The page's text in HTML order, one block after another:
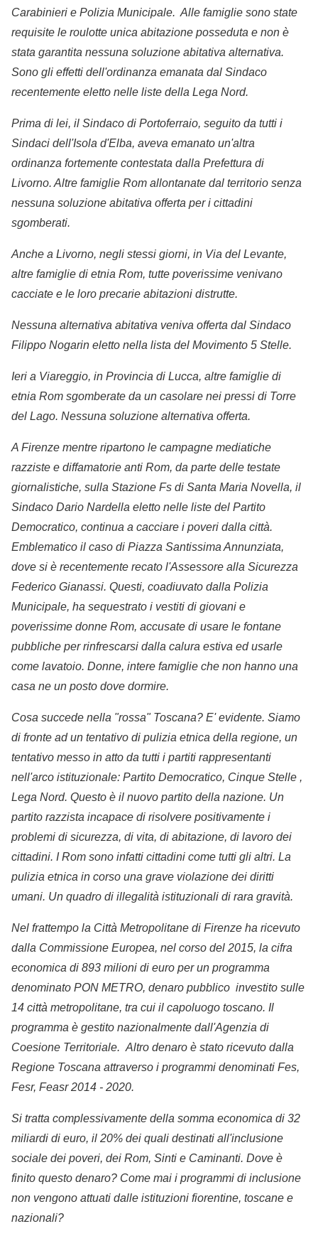
Carabinieri e Polizia Municipale. Alle famiglie sono state
requisite le roulotte unica abitazione posseduta e non è
stata garantita nessuna soluzione abitativa alternativa.
Sono gli effetti dell'ordinanza emanata dal Sindaco
recentemente eletto nelle liste della Lega Nord.
Prima di lei, il Sindaco di Portoferraio, seguito da tutti i
Sindaci dell'Isola d'Elba, aveva emanato un'altra
ordinanza fortemente contestata dalla Prefettura di
Livorno. Altre famiglie Rom allontanate dal territorio senza
nessuna soluzione abitativa offerta per i cittadini
sgomberati.
Anche a Livorno, negli stessi giorni, in Via del Levante,
altre famiglie di etnia Rom, tutte poverissime venivano
cacciate e le loro precarie abitazioni distrutte.
Nessuna alternativa abitativa veniva offerta dal Sindaco
Filippo Nogarin eletto nella lista del Movimento 5 Stelle.
Ieri a Viareggio, in Provincia di Lucca, altre famiglie di
etnia Rom sgomberate da un casolare nei pressi di Torre
del Lago. Nessuna soluzione alternativa offerta.
A Firenze mentre ripartono le campagne mediatiche
razziste e diffamatorie anti Rom, da parte delle testate
giornalistiche, sulla Stazione Fs di Santa Maria Novella, il
Sindaco Dario Nardella eletto nelle liste del Partito
Democratico, continua a cacciare i poveri dalla città.
Emblematico il caso di Piazza Santissima Annunziata,
dove si è recentemente recato l'Assessore alla Sicurezza
Federico Gianassi. Questi, coadiuvato dalla Polizia
Municipale, ha sequestrato i vestiti di giovani e
poverissime donne Rom, accusate di usare le fontane
pubbliche per rinfrescarsi dalla calura estiva ed usarle
come lavatoio. Donne, intere famiglie che non hanno una
casa ne un posto dove dormire.
Cosa succede nella "rossa" Toscana? E' evidente. Siamo
di fronte ad un tentativo di pulizia etnica della regione, un
tentativo messo in atto da tutti i partiti rappresentanti
nell'arco istituzionale: Partito Democratico, Cinque Stelle ,
Lega Nord. Questo è il nuovo partito della nazione. Un
partito razzista incapace di risolvere positivamente i
problemi di sicurezza, di vita, di abitazione, di lavoro dei
cittadini. I Rom sono infatti cittadini come tutti gli altri. La
pulizia etnica in corso una grave violazione dei diritti
umani. Un quadro di illegalità istituzionali di rara gravità.
Nel frattempo la Città Metropolitane di Firenze ha ricevuto
dalla Commissione Europea, nel corso del 2015, la cifra
economica di 893 milioni di euro per un programma
denominato PON METRO, denaro pubblico investito sulle
14 città metropolitane, tra cui il capoluogo toscano. Il
programma è gestito nazionalmente dall'Agenzia di
Coesione Territoriale. Altro denaro è stato ricevuto dalla
Regione Toscana attraverso i programmi denominati Fes,
Fesr, Feasr 2014 - 2020.
Si tratta complessivamente della somma economica di 32
miliardi di euro, il 20% dei quali destinati all'inclusione
sociale dei poveri, dei Rom, Sinti e Caminanti. Dove è
finito questo denaro? Come mai i programmi di inclusione
non vengono attuati dalle istituzioni fiorentine, toscane e
nazionali?